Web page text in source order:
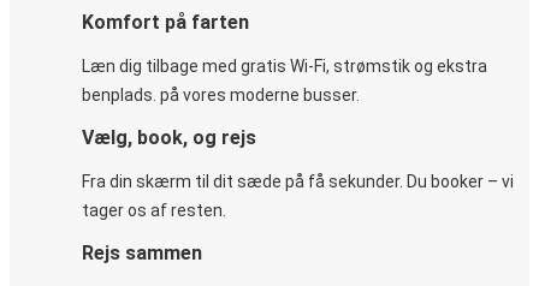
Komfort på farten
Læn dig tilbage med gratis Wi-Fi, strømstik og ekstra
benplads. på vores moderne busser.
Vælg, book, og rejs
Fra din skærm til dit sæde på få sekunder. Du booker – vi
tager os af resten.
Rejs sammen